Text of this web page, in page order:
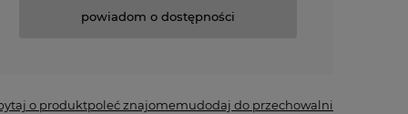
powiadom o dostępności
o produktpoleć znajomemudodaj do przechowalni